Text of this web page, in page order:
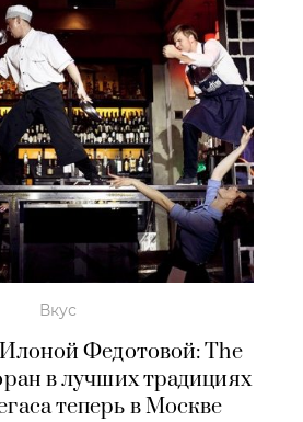
Вкус
Федотовой: The
в лучших традициях
теперь в Москве